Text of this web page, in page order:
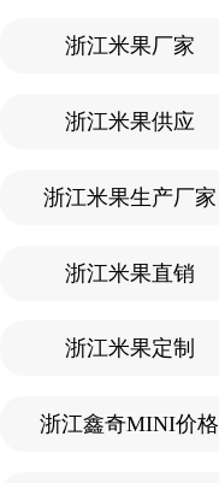
浙江米果厂家
浙江米果供应
浙江米果生产厂家
浙江米果直销
浙江米果定制
浙江鑫奇MINI价格